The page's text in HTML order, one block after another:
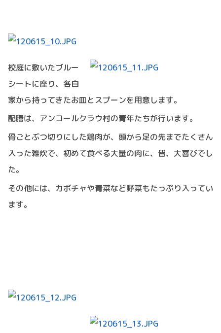
校庭に敷いたブルー
シートに座り、各自
家から持ってきたお皿とスプーンを用意します。
配膳は、アンコールクラウ村の青年たちが行います。
骨ごとぶつ切りにした鶏肉が、頭から足の先までたくさん
入った雑炊で、初めて食べる大量の肉に、皆、大喜びでし
た。
その他には、カボチャや青菜など野菜もたっぷり入ってい
ます。